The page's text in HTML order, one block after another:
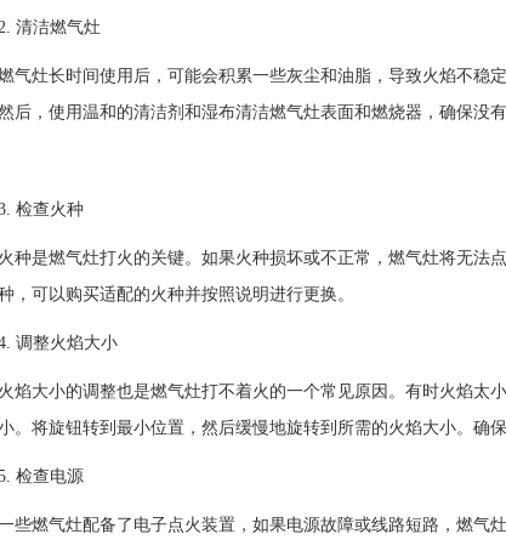
清洁燃气灶
气灶长时间使用后，可能会积累一些灰尘和油脂，导致火焰不稳
后，使用温和的清洁剂和湿布清洁燃气灶表面和燃烧器，确保没
检查火种
火种是燃气灶打火的关键。如果火种损坏或不正常，燃气灶将无法
，可以购买适配的火种并按照说明进行更换。
调整火焰大小
火焰大小的调整也是燃气灶打不着火的一个常见原因。有时火焰太
。将旋钮转到最小位置，然后缓慢地旋转到所需的火焰大小。确保
检查电源
些燃气灶配备了电子点火装置，如果电源故障或线路短路，燃气